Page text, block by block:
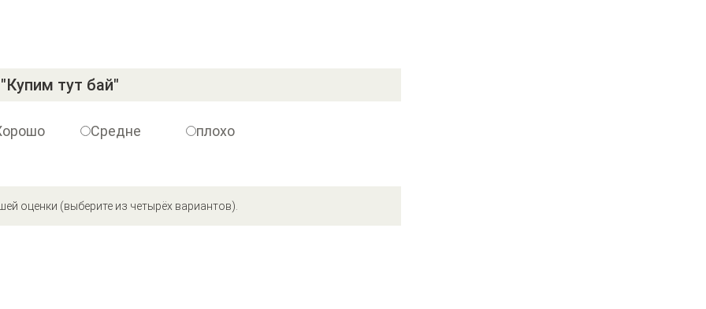
тут бай"
Средне плохо
оценки (выберите из четырёх вариантов).